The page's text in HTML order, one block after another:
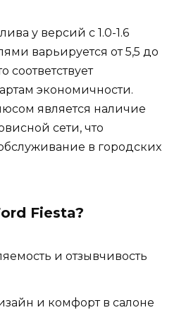
у версий с 1.0-1.6
варьируется от 5,5 до
соответствует
экономичности.
является наличие
сети, что
в городских
Fiesta?
и отзывчивость
и комфорт в салоне